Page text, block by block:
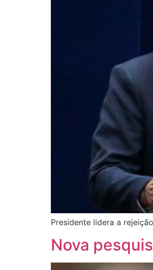
Presidente lidera a
Nova